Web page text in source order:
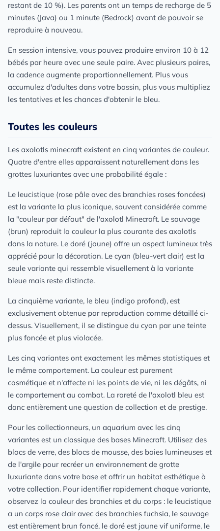
restant de 10 %). Les parents ont un temps de recharge de 5
minutes (Java) ou 1 minute (Bedrock) avant de pouvoir se
reproduire à nouveau.
En session intensive, vous pouvez produire environ 10 à 12
bébés par heure avec une seule paire. Avec plusieurs paires,
la cadence augmente proportionnellement. Plus vous
accumulez d'adultes dans votre bassin, plus vous multipliez
les tentatives et les chances d'obtenir le bleu.
Toutes les couleurs
Les axolotls minecraft existent en cinq variantes de couleur.
Quatre d'entre elles apparaissent naturellement dans les
grottes luxuriantes avec une probabilité égale :
Le leucistique (rose pâle avec des branchies roses foncées)
est la variante la plus iconique, souvent considérée comme
la "couleur par défaut" de l'axolotl Minecraft. Le sauvage
(brun) reproduit la couleur la plus courante des axolotls
dans la nature. Le doré (jaune) offre un aspect lumineux très
apprécié pour la décoration. Le cyan (bleu-vert clair) est la
seule variante qui ressemble visuellement à la variante
bleue mais reste distincte.
La cinquième variante, le bleu (indigo profond), est
exclusivement obtenue par reproduction comme détaillé ci-
dessus. Visuellement, il se distingue du cyan par une teinte
plus foncée et plus violacée.
Les cinq variantes ont exactement les mêmes statistiques et
le même comportement. La couleur est purement
cosmétique et n'affecte ni les points de vie, ni les dégâts, ni
le comportement au combat. La rareté de l'axolotl bleu est
donc entièrement une question de collection et de prestige.
Pour les collectionneurs, un aquarium avec les cinq
variantes est un classique des bases Minecraft. Utilisez des
blocs de verre, des blocs de mousse, des baies lumineuses et
de l'argile pour recréer un environnement de grotte
luxuriante dans votre base et offrir un habitat esthétique à
votre collection. Pour identifier rapidement chaque variante,
observez la couleur des branchies et du corps : le leucistique
a un corps rose clair avec des branchies fuchsia, le sauvage
est entièrement brun foncé, le doré est jaune vif uniforme, le